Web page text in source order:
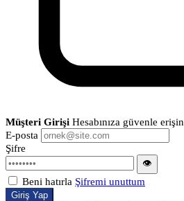
Müşteri Girişi Hesabınıza güvenle erişin
E-posta
Şifre
👁
Beni hatırla Şifremi unuttum
Giriş Yap